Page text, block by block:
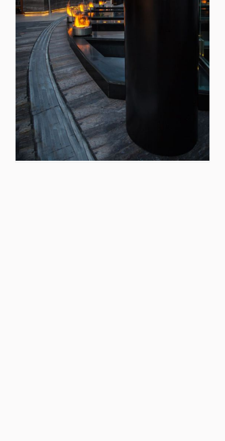
BOQUES I RECUPERADORS
PUNTS DE VENDA
CONTACTE
BLOG
Modificar cookies
Tècniques i funcionals
Aquest lloc web utilitza cookies pròpies per recopilar
informació amb la finalitat de millorar els nostres serveis.
Si continua navegant, suposa l'acceptació de la instal·lació
de les mateixes. L'usuari té la possibilitat de configurar el